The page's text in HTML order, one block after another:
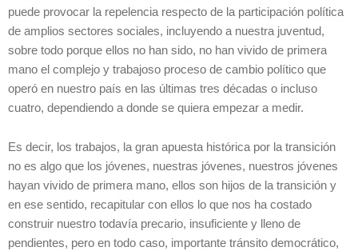
puede provocar la repelencia respecto de la participación política
de amplios sectores sociales, incluyendo a nuestra juventud,
sobre todo porque ellos no han sido, no han vivido de primera
mano el complejo y trabajoso proceso de cambio político que
operó en nuestro país en las últimas tres décadas o incluso
cuatro, dependiendo a donde se quiera empezar a medir.
Es decir, los trabajos, la gran apuesta histórica por la transición
no es algo que los jóvenes, nuestras jóvenes, nuestros jóvenes
hayan vivido de primera mano, ellos son hijos de la transición y
en ese sentido, recapitular con ellos lo que nos ha costado
construir nuestro todavía precario, insuficiente y lleno de
pendientes, pero en todo caso, importante tránsito democrático,